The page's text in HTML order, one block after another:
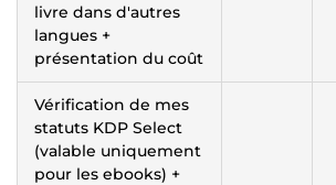
livre dans d'autres
langues +
présentation du coût
Vérification de mes
statuts KDP Select
(valable uniquement
pour les ebooks) +